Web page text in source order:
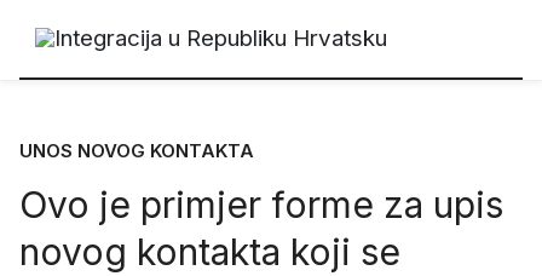
UNOS NOVOG KONTAKTA
Ovo je primjer forme za upis
novog kontakta koji se